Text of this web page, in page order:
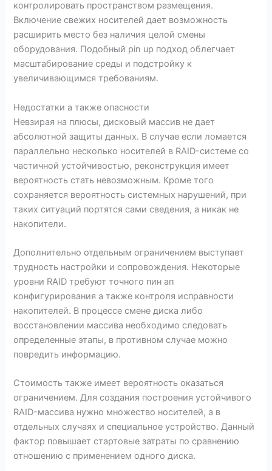
контролировать пространством размещения.
Включение свежих носителей дает возможность
расширить место без наличия целой смены
оборудования. Подобный pin up подход облегчает
масштабирование среды и подстройку к
увеличивающимся требованиям.
Недостатки а также опасности
Невзирая на плюсы, дисковый массив не дает
абсолютной защиты данных. В случае если ломается
параллельно несколько носителей в RAID-системе со
частичной устойчивостью, реконструкция имеет
вероятность стать невозможным. Кроме того
сохраняется вероятность системных нарушений, при
таких ситуаций портятся сами сведения, а никак не
накопители.
Дополнительно отдельным ограничением выступает
трудность настройки и сопровождения. Некоторые
уровни RAID требуют точного пин ап
конфигурирования а также контроля исправности
накопителей. В процессе смене диска либо
восстановлении массива необходимо следовать
определенные этапы, в противном случае можно
повредить информацию.
Стоимость также имеет вероятность оказаться
ограничением. Для создания построения устойчивого
RAID-массива нужно множество носителей, а в
отдельных случаях и специальное устройство. Данный
фактор повышает стартовые затраты по сравнению
отношению с применением одного диска.